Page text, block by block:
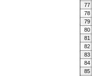
77
78
79
80
81
82
83
84
85